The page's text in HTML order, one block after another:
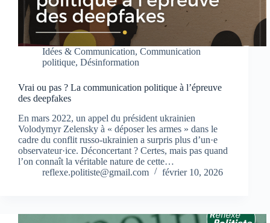
Idées & Communication, Communication
politique, Désinformation
Vrai ou pas ? La communication politique à l’épreuve
des deepfakes
En mars 2022, un appel du président ukrainien
Volodymyr Zelensky à « déposer les armes » dans le
cadre du conflit russo‑ukrainien a surpris plus d’un·e
observateur·ice. Déconcertant ? Certes, mais pas quand
l’on connaît la véritable nature de cette…
reflexe.politiste@gmail.com
février 10, 2026